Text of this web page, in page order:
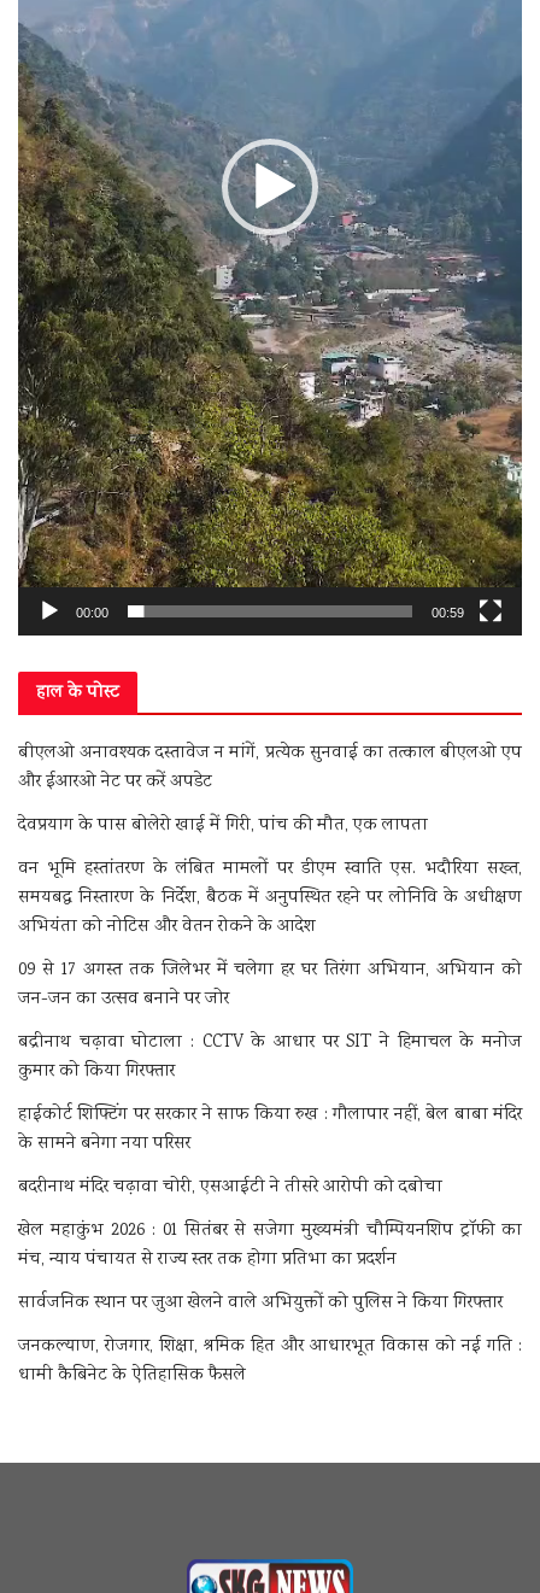
00:00 00:59
हाल के पोस्ट
बीएलओ अनावश्यक दस्तावेज न मांगें, प्रत्येक सुनवाई का तत्काल बीएलओ एप
और ईआरओ नेट पर करें अपडेट
देवप्रयाग के पास बोलेरो खाई में गिरी, पांच की मौत, एक लापता
वन भूमि हस्तांतरण के लंबित मामलों पर डीएम स्वाति एस. भदौरिया सख्त,
समयबद्ध निस्तारण के निर्देश, बैठक में अनुपस्थित रहने पर लोनिवि के अधीक्षण
अभियंता को नोटिस और वेतन रोकने के आदेश
09 से 17 अगस्त तक जिलेभर में चलेगा हर घर तिरंगा अभियान, अभियान को
जन-जन का उत्सव बनाने पर जोर
बद्रीनाथ चढ़ावा घोटाला : CCTV के आधार पर SIT ने हिमाचल के मनोज
कुमार को किया गिरफ्तार
हाईकोर्ट शिफ्टिंग पर सरकार ने साफ किया रुख : गौलापार नहीं, बेल बाबा मंदिर
के सामने बनेगा नया परिसर
बदरीनाथ मंदिर चढ़ावा चोरी, एसआईटी ने तीसरे आरोपी को दबोचा
खेल महाकुंभ 2026 : 01 सितंबर से सजेगा मुख्यमंत्री चौम्पियनशिप ट्रॉफी का
मंच, न्याय पंचायत से राज्य स्तर तक होगा प्रतिभा का प्रदर्शन
सार्वजनिक स्थान पर जुआ खेलने वाले अभियुक्तों को पुलिस ने किया गिरफ्तार
जनकल्याण, रोजगार, शिक्षा, श्रमिक हित और आधारभूत विकास को नई गति :
धामी कैबिनेट के ऐतिहासिक फैसले